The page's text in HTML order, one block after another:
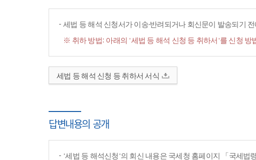
세법 등 해석 신청서가 이송·반려되거나 회신문이 발송되기
※ 취하 방법: 아래의 '세법 등 해석 신청 등 취하서'를 신청 방
세법 등 해석 신청 등 취하서 서식
답변내용의 공개
'세법 등 해석신청'의 회신 내용은 국세청 홈페이지 「국세법